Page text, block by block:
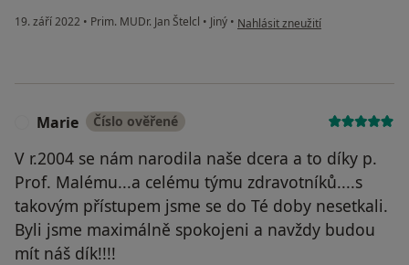
19. září 2022 • Prim. MUDr. Jan Štelcl • Jiný • podle názoru uživatele Petra
Nahlásit zneužití
Marie Číslo ověřené
V r.2004 se nám narodila naše dcera a to díky p.
Prof. Malému...a celému týmu zdravotníků....s
takovým přístupem jsme se do Té doby nesetkali.
Byli jsme maximálně spokojeni a navždy budou
mít náš dík!!!!